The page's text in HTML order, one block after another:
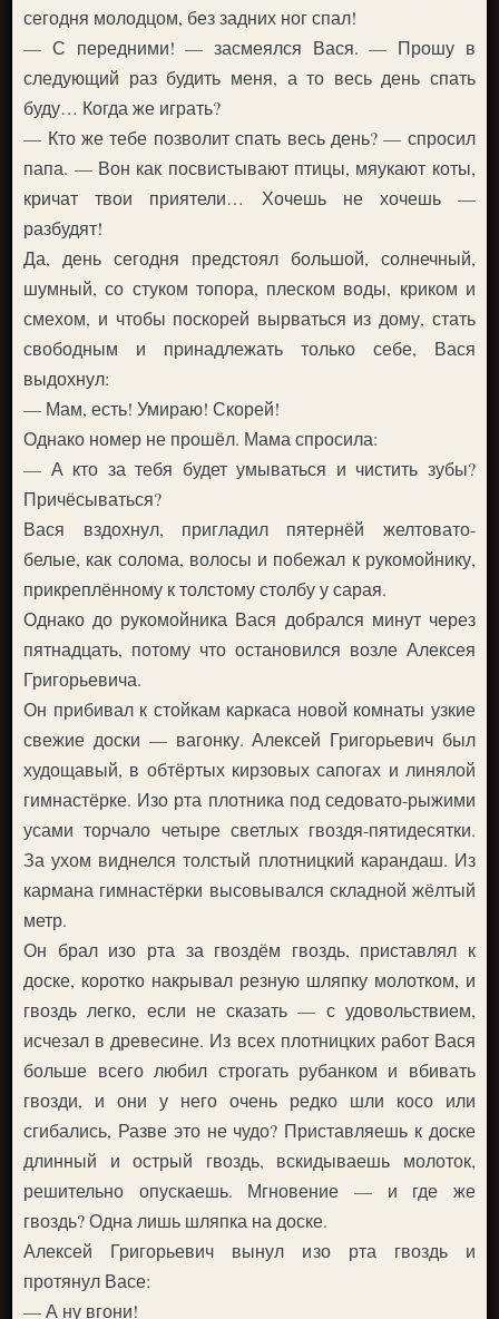
сегодня молодцом, без задних ног спал!
— С передними! — засмеялся Вася. — Прошу в
следующий раз будить меня, а то весь день спать
буду… Когда же играть?
— Кто же тебе позволит спать весь день? — спросил
папа. — Вон как посвистывают птицы, мяукают коты,
кричат твои приятели… Хочешь не хочешь —
разбудят!
Да, день сегодня предстоял большой, солнечный,
шумный, со стуком топора, плеском воды, криком и
смехом, и чтобы поскорей вырваться из дому, стать
свободным и принадлежать только себе, Вася
выдохнул:
— Мам, есть! Умираю! Скорей!
Однако номер не прошёл. Мама спросила:
— А кто за тебя будет умываться и чистить зубы?
Причёсываться?
Вася вздохнул, пригладил пятернёй желтовато-
белые, как солома, волосы и побежал к рукомойнику,
прикреплённому к толстому столбу у сарая.
Однако до рукомойника Вася добрался минут через
пятнадцать, потому что остановился возле Алексея
Григорьевича.
Он прибивал к стойкам каркаса новой комнаты узкие
свежие доски — вагонку. Алексей Григорьевич был
худощавый, в обтёртых кирзовых сапогах и линялой
гимнастёрке. Изо рта плотника под седовато-рыжими
усами торчало четыре светлых гвоздя-пятидесятки.
За ухом виднелся толстый плотницкий карандаш. Из
кармана гимнастёрки высовывался складной жёлтый
метр.
Он брал изо рта за гвоздём гвоздь, приставлял к
доске, коротко накрывал резную шляпку молотком, и
гвоздь легко, если не сказать — с удовольствием,
исчезал в древесине. Из всех плотницких работ Вася
больше всего любил строгать рубанком и вбивать
гвозди, и они у него очень редко шли косо или
сгибались, Разве это не чудо? Приставляешь к доске
длинный и острый гвоздь, вскидываешь молоток,
решительно опускаешь. Мгновение — и где же
гвоздь? Одна лишь шляпка на доске.
Алексей Григорьевич вынул изо рта гвоздь и
протянул Васе:
— А ну вгони!